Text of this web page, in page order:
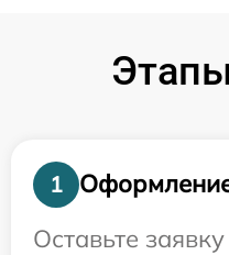
1
Оставьте